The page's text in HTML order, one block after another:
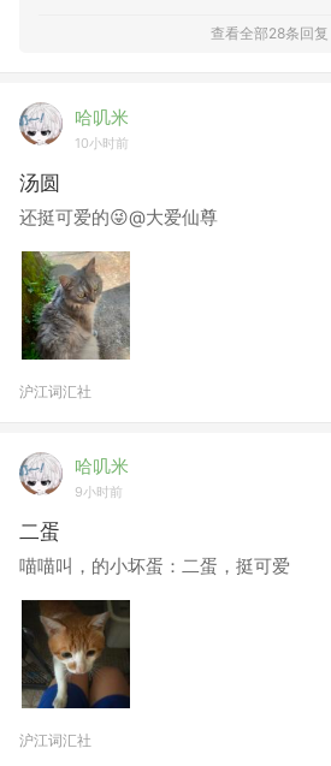
查看全部28条回复
哈叽米
10小时前
汤圆
还挺可爱的😜@大爱仙尊
沪江词汇社
哈叽米
9小时前
二蛋
喵喵叫，的小坏蛋：二蛋，挺可爱
沪江词汇社